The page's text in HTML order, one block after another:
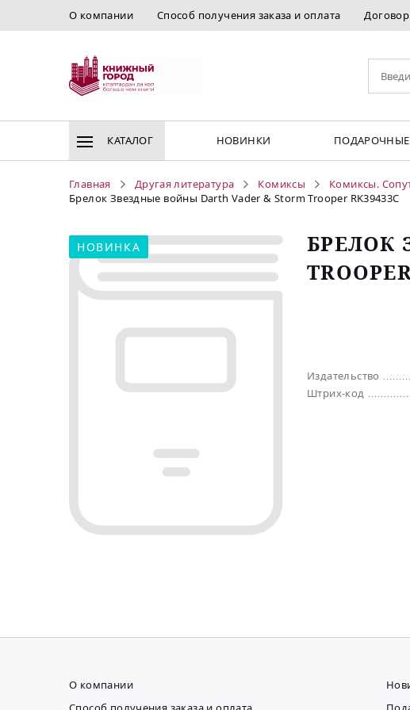
О компании Способ получения заказа и оплата
КАТАЛОГ НОВИНКИ ПОДАРОЧНЫЕ
Главная Другая литература Комиксы Комиксы.
Брелок Звездные войны Darth Vader & Storm Trooper RK39433C
НОВИНКА
БРЕЛОК
Издательство
Штрих-код
О компании